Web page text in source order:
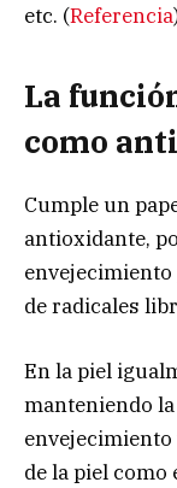
etc. (Referencia
La
como
Cumple un
antioxidante,
de radicales
En la piel
manteniendo
envejecimiento
de la piel como